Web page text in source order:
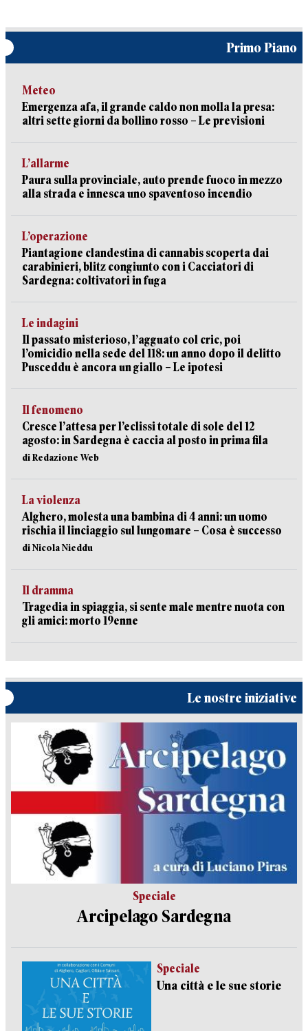
Primo Piano
Meteo
Emergenza afa, il grande caldo non molla la presa:
altri sette giorni da bollino rosso – Le previsioni
L’allarme
Paura sulla provinciale, auto prende fuoco in mezzo
alla strada e innesca uno spaventoso incendio
L’operazione
Piantagione clandestina di cannabis scoperta dai
carabinieri, blitz congiunto con i Cacciatori di
Sardegna: coltivatori in fuga
Le indagini
Il passato misterioso, l’agguato col cric, poi
l’omicidio nella sede del 118: un anno dopo il delitto
Pusceddu è ancora un giallo – Le ipotesi
Il fenomeno
Cresce l’attesa per l’eclissi totale di sole del 12
agosto: in Sardegna è caccia al posto in prima fila
di Redazione Web
La violenza
Alghero, molesta una bambina di 4 anni: un uomo
rischia il linciaggio sul lungomare – Cosa è successo
di Nicola Nieddu
Il dramma
Tragedia in spiaggia, si sente male mentre nuota con
gli amici: morto 19enne
Le nostre iniziative
Speciale
Arcipelago Sardegna
Speciale
Una città e le sue storie